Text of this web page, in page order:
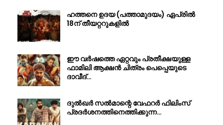
ഹത്തനെ ഉദയ (പത്താമുദയം) ഏപ്രിൽ
18ന് തീയറ്ററുകളിൽ
ഈ വർഷത്തെ ഏറ്റവും പ്രതീക്ഷയുള്ള
ഫാമിലി ആക്ഷൻ ചിത്രം പെപ്പെയുടെ
ദാവീദ്…
ദുൽഖർ സൽമാന്റെ വേഫറർ ഫിലിംസ്
പ്രദർശനത്തിനെത്തിക്കുന്ന…